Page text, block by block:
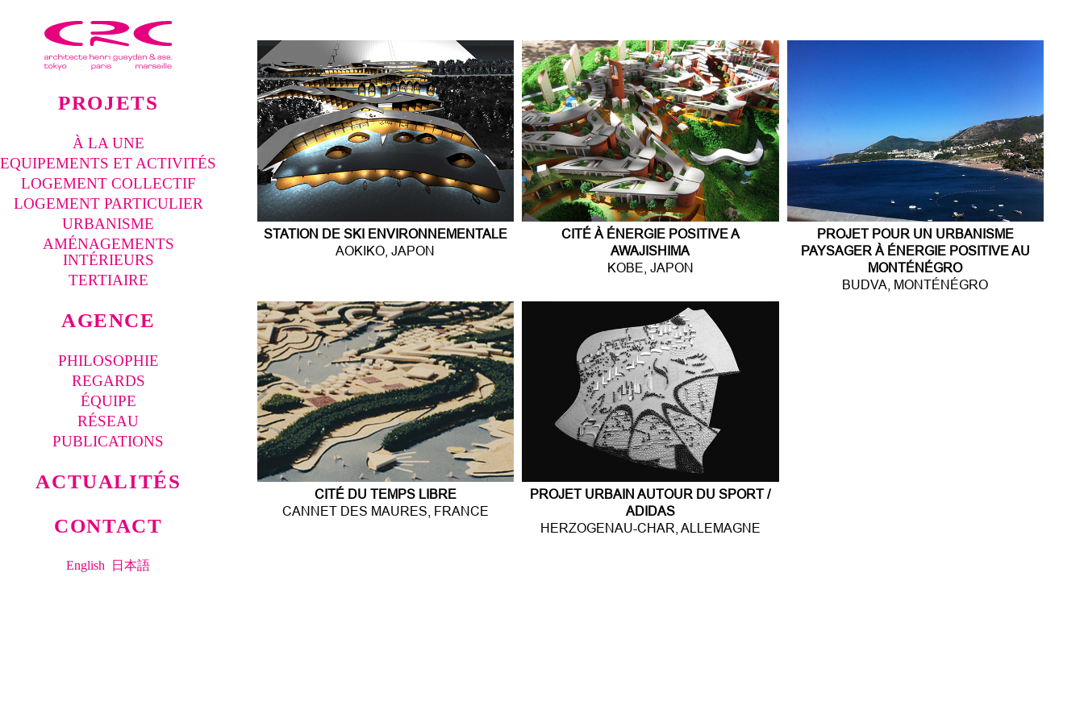
PROJETS
À LA UNE
EQUIPEMENTS ET ACTIVITÉS
LOGEMENT COLLECTIF
LOGEMENT PARTICULIER
URBANISME
AMÉNAGEMENTS
INTÉRIEURS
TERTIAIRE
AGENCE
PHILOSOPHIE
REGARDS
ÉQUIPE
RÉSEAU
PUBLICATIONS
ACTUALITÉS
CONTACT
English 日本語
STATION DE SKI ENVIRONNEMENTALE
AOKIKO, JAPON
CITÉ À ÉNERGIE POSITIVE A
AWAJISHIMA
KOBE, JAPON
PROJET POUR UN URBANISME
PAYSAGER À ÉNERGIE POSITIVE AU
MONTÉNÉGRO
BUDVA, MONTÉNÉGRO
CITÉ DU TEMPS LIBRE
CANNET DES MAURES, FRANCE
PROJET URBAIN AUTOUR DU SPORT /
ADIDAS
HERZOGENAU-CHAR, ALLEMAGNE